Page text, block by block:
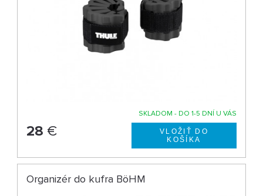
SKLADOM - DO 1-5 DNÍ U VÁS
28 €
Organizér do kufra BöHM